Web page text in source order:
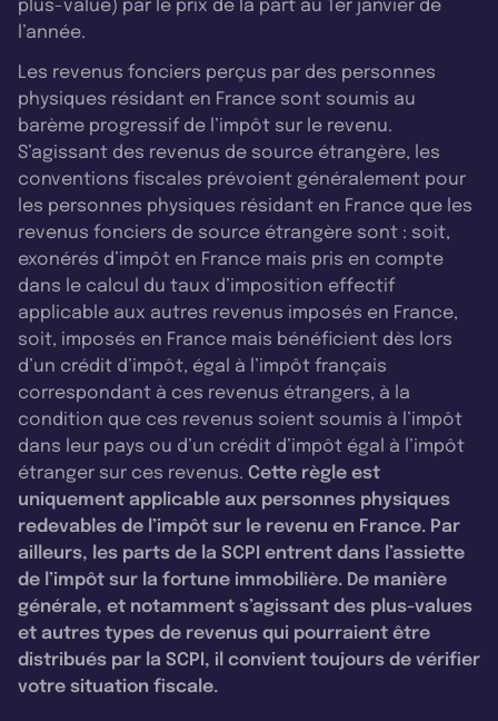
plus-value) par le prix de la part au 1er janvier de
l’année.
Les revenus fonciers perçus par des personnes
physiques résidant en France sont soumis au
barème progressif de l’impôt sur le revenu.
S’agissant des revenus de source étrangère, les
conventions fiscales prévoient généralement pour
les personnes physiques résidant en France que les
revenus fonciers de source étrangère sont : soit,
exonérés d’impôt en France mais pris en compte
dans le calcul du taux d’imposition effectif
applicable aux autres revenus imposés en France,
soit, imposés en France mais bénéficient dès lors
d’un crédit d’impôt, égal à l’impôt français
correspondant à ces revenus étrangers, à la
condition que ces revenus soient soumis à l’impôt
dans leur pays ou d’un crédit d’impôt égal à l’impôt
étranger sur ces revenus. Cette règle est
uniquement applicable aux personnes physiques
redevables de l’impôt sur le revenu en France. Par
ailleurs, les parts de la SCPI entrent dans l’assiette
de l’impôt sur la fortune immobilière. De manière
générale, et notamment s’agissant des plus-values
et autres types de revenus qui pourraient être
distribués par la SCPI, il convient toujours de vérifier
votre situation fiscale.